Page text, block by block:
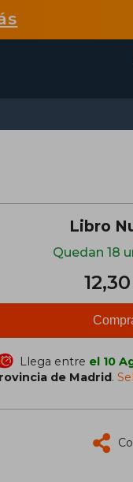
Libro
Quedan 18
Llega entre el 10
de Madrid.